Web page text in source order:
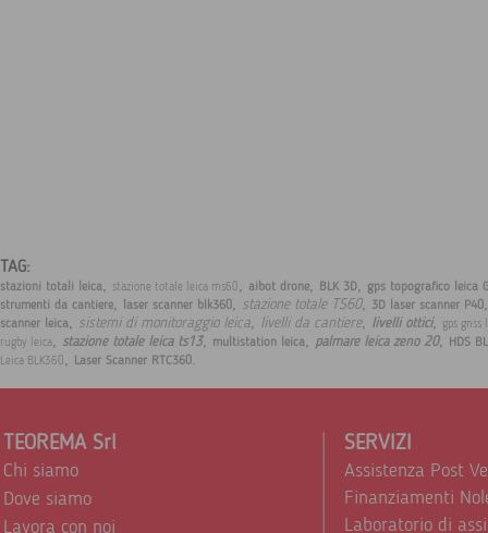
TAG:
stazioni totali leica, stazione totale leica ms60, aibot drone, BLK 3D, gps topografico leica
strumenti da cantiere, laser scanner blk360, stazione totale TS60, 3D laser scanner P40
scanner leica, sistemi di monitoraggio leica, livelli da cantiere, livelli ottici,
gps gnss
rugby leica, stazione totale leica ts13, multistation leica, palmare leica zeno 20, HDS
Leica BLK360, Laser Scanner RTC360.
TEOREMA Srl
Chi siamo
Dove siamo
Lavora con noi
SERVIZI
Assistenza Post
Finanziamenti
Laboratorio di